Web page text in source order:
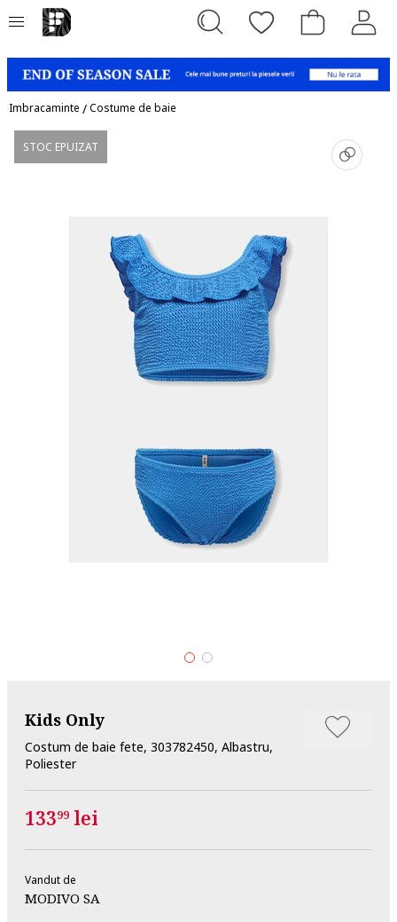
Imbracaminte /Costume de baie
STOC EPUIZAT
Kids Only
Costum de baie fete, 303782450, Albastru,
Poliester
13399 lei
Vandut de
MODIVO SA